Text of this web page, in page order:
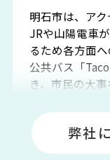
明石市は、アク
JRや山陽電車
るため各方面へ
公共バス「
き、市民の大事
場や釣りスポ
駅」周辺には
い物施設も多
弊社